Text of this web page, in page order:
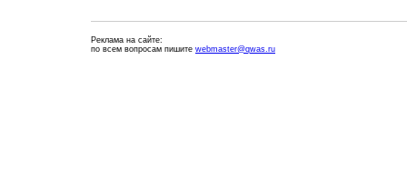
Реклама на сайте:
по всем вопросам пишите webmaster@qwas.ru